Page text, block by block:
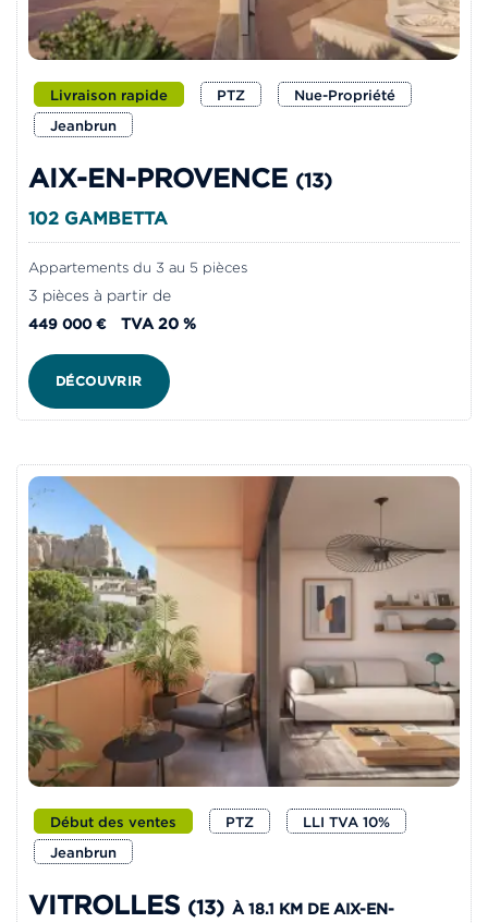
Livraison rapide PTZ
Nue-Propriété
Jeanbrun
AIX-EN-PROVENCE (13)
102 GAMBETTA
Appartements du 3 au 5 pièces
3 pièces à partir de
449 000 € TVA 20 %
DÉCOUVRIR
Début des ventes PTZ
LLI TVA 10%
Jeanbrun
VITROLLES (13) À 18.1 KM DE AIX-EN-